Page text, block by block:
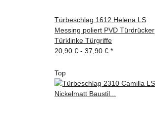
Türbeschlag 1612 Helena LS
Messing poliert PVD Türdrücker
Türklinke Türgriffe
20,90 € - 37,90 € *
Top